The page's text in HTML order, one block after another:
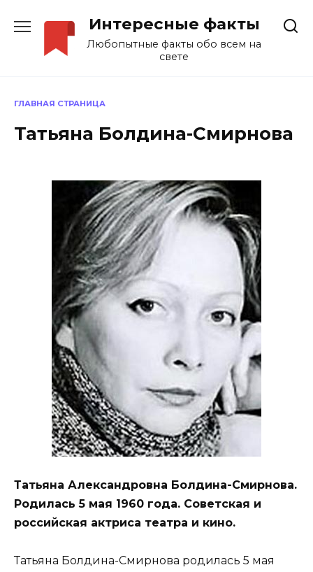
содержанию
Интересные факты
Любопытные факты обо всем на
свете
ГЛАВНАЯ СТРАНИЦА
Татьяна Болдина-Смирнова
Татьяна Александровна Болдина-Смирнова.
Родилась 5 мая 1960 года. Советская и
российская актриса театра и кино.
Татьяна Болдина-Смирнова родилась 5 мая